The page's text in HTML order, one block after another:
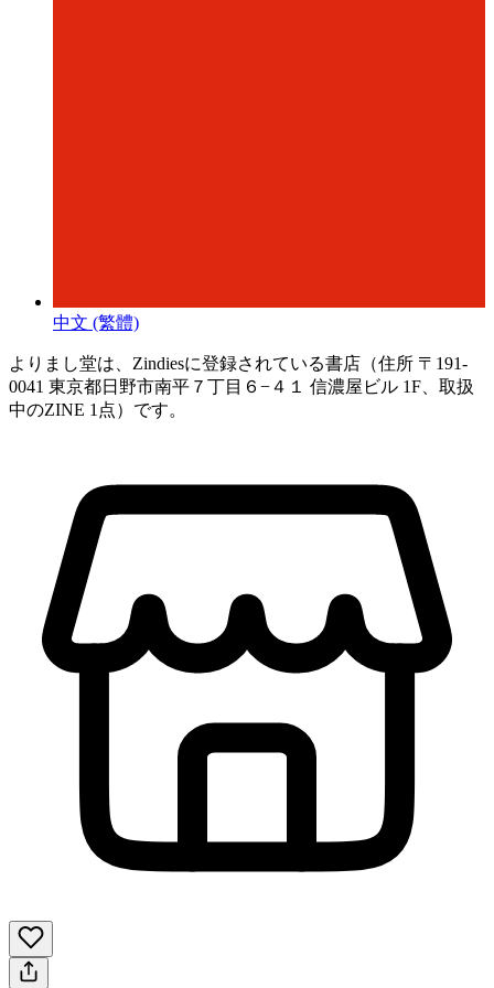
中文 (繁體)
よりまし堂は、Zindiesに登録されている書店（住所 〒191-
0041 東京都日野市南平７丁目６−４１ 信濃屋ビル 1F、取扱
中のZINE 1点）です。